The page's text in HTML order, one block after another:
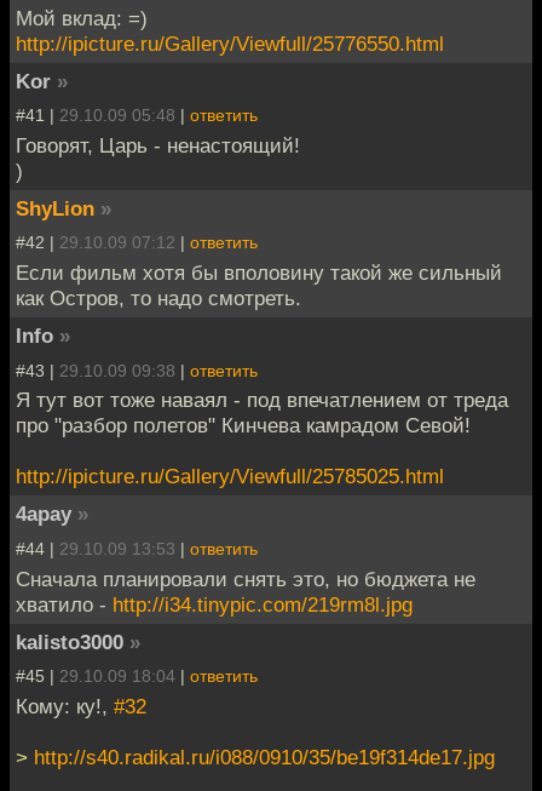
Мой вклад: =)
http://ipicture.ru/Gallery/Viewfull/25776550.html
Kor »
#41 | 29.10.09 05:48 | ответить
Говорят, Царь - ненастоящий!
)
ShyLion »
#42 | 29.10.09 07:12 | ответить
Если фильм хотя бы вполовину такой же сильный
как Остров, то надо смотреть.
Info »
#43 | 29.10.09 09:38 | ответить
Я тут вот тоже наваял - под впечатлением от треда
про "разбор полетов" Кинчева камрадом Севой!
http://ipicture.ru/Gallery/Viewfull/25785025.html
4apay »
#44 | 29.10.09 13:53 | ответить
Сначала планировали снять это, но бюджета не
хватило - http://i34.tinypic.com/219rm8l.jpg
kalisto3000 »
#45 | 29.10.09 18:04 | ответить
Кому: ку!, #32
> http://s40.radikal.ru/i088/0910/35/be19f314de17.jpg